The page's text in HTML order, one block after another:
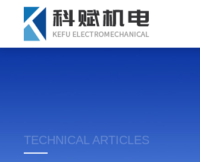
TECHNICAL ARTICLES